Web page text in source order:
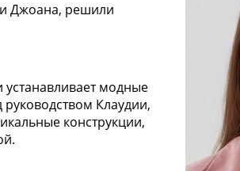
Джоана, решили
модные
Клаудии,
конструкции,